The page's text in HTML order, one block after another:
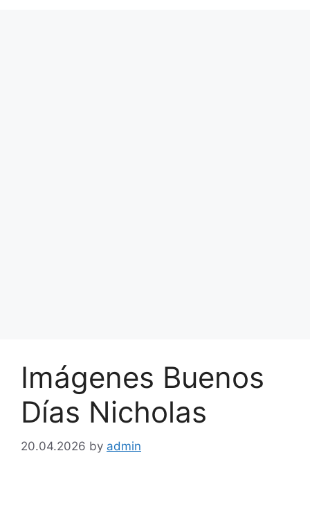
Imágenes Buenos
Días Nicholas
20.04.2026 by admin